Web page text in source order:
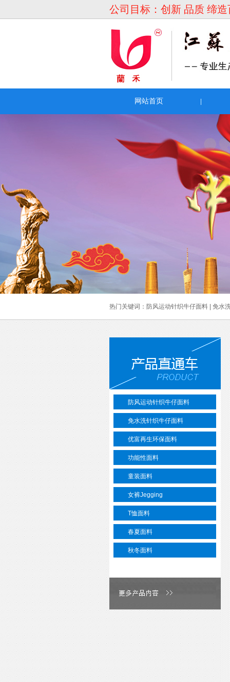
公司目标：创新 品质 缔
网站首页
热门关键词： 防风运动针织牛仔面料| 免水
防风运动针织牛仔面料
免水洗针织牛仔面料
优富再生环保面料
功能性面料
童装面料
女裤Jegging
T恤面料
春夏面料
秋冬面料